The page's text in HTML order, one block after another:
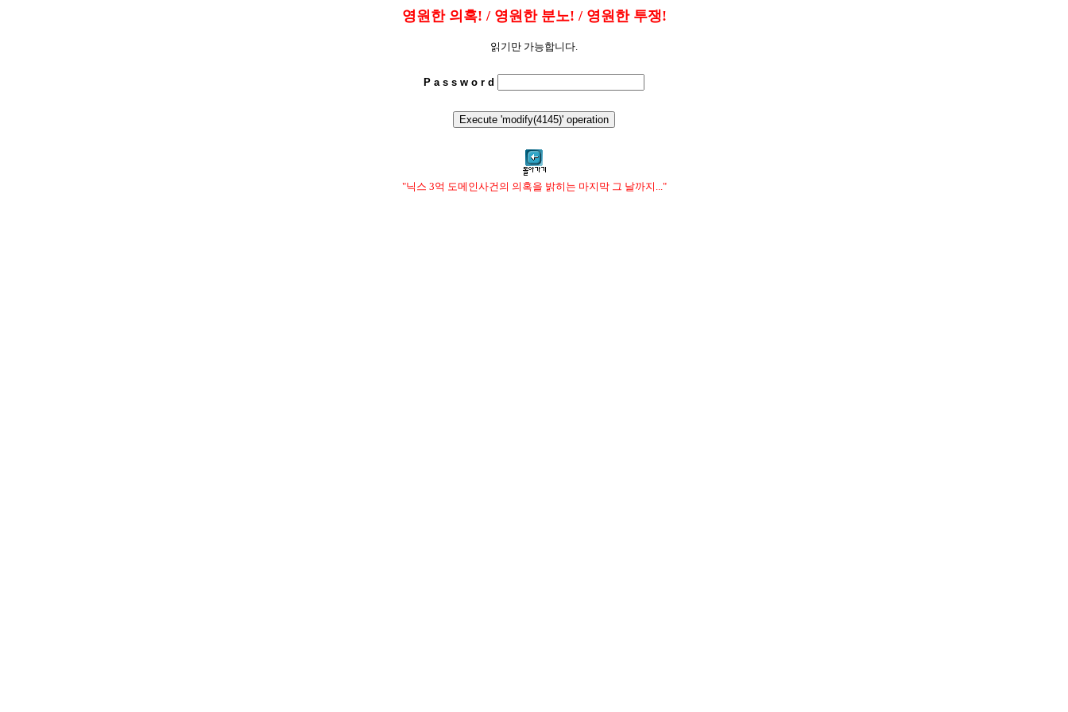
영원한 의혹! / 영원한 분노! / 영원한 투쟁!
읽기만 가능합니다.
P a s s w o r d
"닉스 3억 도메인사건의 의혹을 밝히는 마지막 그 날까지..."